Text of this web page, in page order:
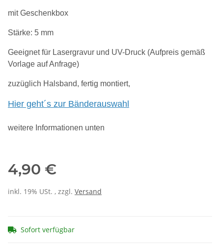
mit Geschenkbox
Stärke: 5 mm
Geeignet für Lasergravur und UV-Druck (Aufpreis gemäß
Vorlage auf Anfrage)
zuzüglich Halsband, fertig montiert,
Hier geht´s zur Bänderauswahl
weitere Informationen unten
4,90 €
inkl. 19% USt. , zzgl. Versand
Sofort verfügbar